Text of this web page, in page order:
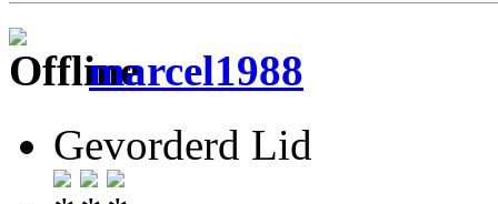
marcel1988
Gevorderd Lid